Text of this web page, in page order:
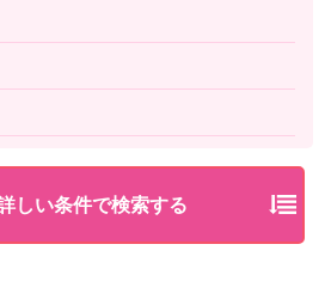
しい条件で検索する